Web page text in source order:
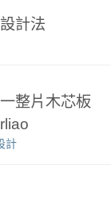
計法
整片木芯板
計